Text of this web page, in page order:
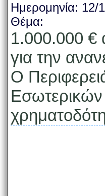
Ημερομηνία: 12/
Θέμα:
1.000.000 €
για την
Ο
Εσωτερικών